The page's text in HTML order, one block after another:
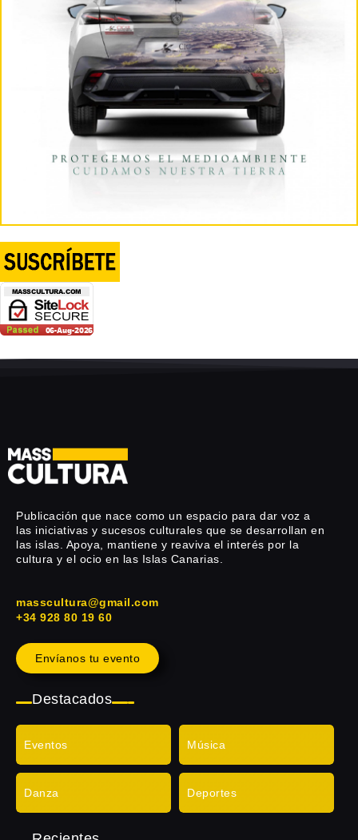
Publicación que nace como un espacio para dar voz a
las iniciativas y sucesos culturales que se desarrollan en
las islas. Apoya, mantiene y reaviva el interés por la
cultura y el ocio en las Islas Canarias.
masscultura@gmail.com
+34 928 80 19 60
Envíanos tu evento
Destacados
Eventos Música
Danza Deportes